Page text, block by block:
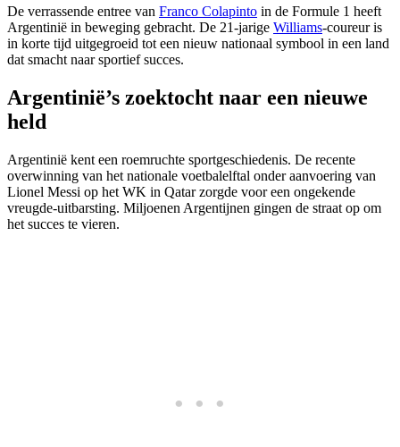
De verrassende entree van Franco Colapinto in de Formule 1 heeft
Argentinië in beweging gebracht. De 21-jarige Williams-coureur is
in korte tijd uitgegroeid tot een nieuw nationaal symbool in een land
dat smacht naar sportief succes.
Argentinië’s zoektocht naar een nieuwe
held
Argentinië kent een roemruchte sportgeschiedenis. De recente
overwinning van het nationale voetbalelftal onder aanvoering van
Lionel Messi op het WK in Qatar zorgde voor een ongekende
vreugde-uitbarsting. Miljoenen Argentijnen gingen de straat op om
het succes te vieren.